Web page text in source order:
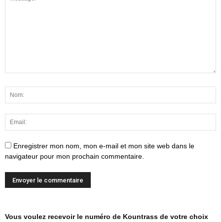
Enregistrer mon nom, mon e-mail et mon site web dans le
navigateur pour mon prochain commentaire.
Vous voulez recevoir le numéro de Kountrass de votre choix